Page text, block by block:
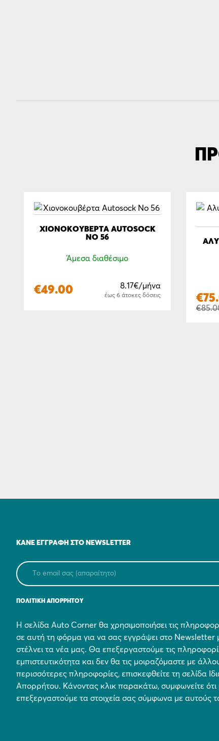
ΧΙΟΝΟΚΟΥΒΈΡΤΑ ΑUTOSOCK
NO 56
Άμεσα διαθέσιμο
€49.00 8.17€/μήνα
έως 6 άτοκες δόσεις
€
€
ΚΆΝΕ ΕΓΓΡΑΦΉ ΣΤΟ NEWSLETTER
ΠΟΛΙΤΙΚΗ ΑΠΟΡΡΗΤΟΥ
Η σελίδα Auto Corner θα χρησιμοποιήσει τις
σε αυτή τη φόρμα για να σας εγγράψει στο Newsletter
στέλνει τα νέα μας. Θα επεξεργαστούμε τις
εμπιστευτικότητα και δεν θα τις μοιραζόμαστε με
περισσότερες πληροφορίες, επισκεφθείτε τη σελίδα
Απορρήτου. Κάνοντας κλικ παρακάτω, συμφωνείτε
επεξεργαστούμε τα στοιχεία σας σύμφωνα με αυτούς